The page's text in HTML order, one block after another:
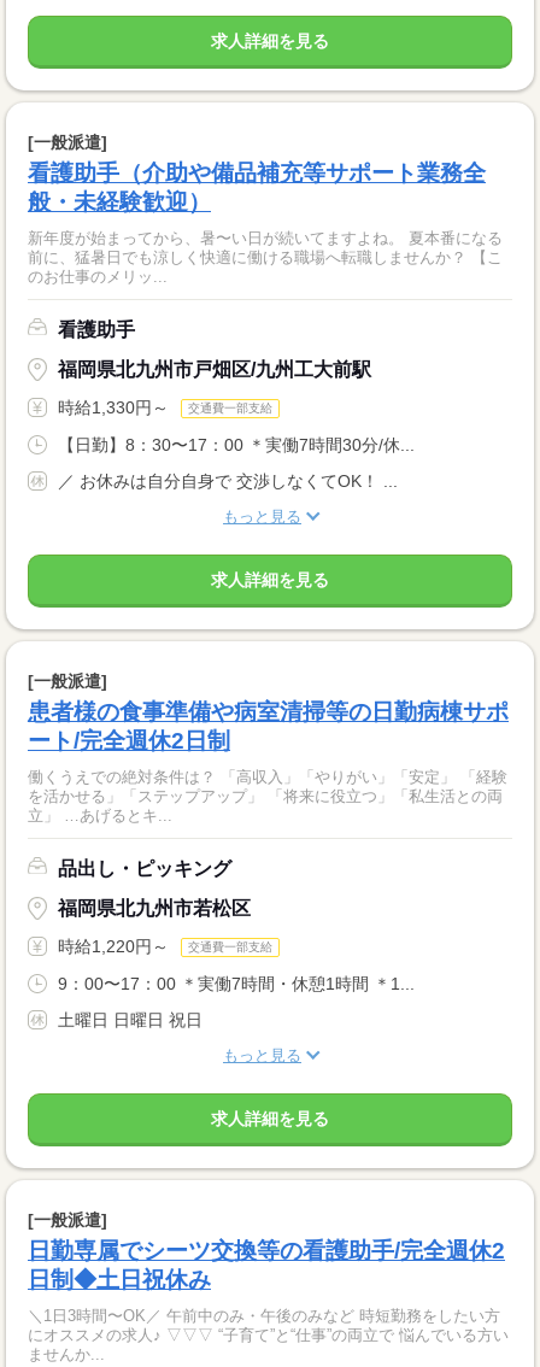
求人詳細を見る
[一般派遣]
看護助手（介助や備品補充等サポート業務全
般・未経験歓迎）
新年度が始まってから、暑〜い日が続いてますよね。 夏本番になる
前に、猛暑日でも涼しく快適に働ける職場へ転職しませんか？ 【こ
のお仕事のメリッ...
看護助手
福岡県北九州市戸畑区/九州工大前駅
時給1,330円～ 交通費一部支給
【日勤】8：30〜17：00 ＊実働7時間30分/休...
／ お休みは自分自身で 交渉しなくてOK！ ...
もっと見る
求人詳細を見る
[一般派遣]
患者様の食事準備や病室清掃等の日勤病棟サポ
ート/完全週休2日制
働くうえでの絶対条件は？ 「高収入」「やりがい」「安定」 「経験
を活かせる」「ステップアップ」 「将来に役立つ」「私生活との両
立」 …あげるとキ...
品出し・ピッキング
福岡県北九州市若松区
時給1,220円～ 交通費一部支給
9：00〜17：00 ＊実働7時間・休憩1時間 ＊1...
土曜日 日曜日 祝日
もっと見る
求人詳細を見る
[一般派遣]
日勤専属でシーツ交換等の看護助手/完全週休2
日制◆土日祝休み
＼1日3時間〜OK／ 午前中のみ・午後のみなど 時短勤務をしたい方
にオススメの求人♪ ▽▽▽ “子育て”と“仕事”の両立で 悩んでいる方い
ませんか...